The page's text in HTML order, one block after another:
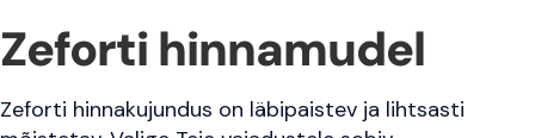
Zeforti hinnamudel
Zeforti hinnakujundus on läbipaistev ja lihtsasti